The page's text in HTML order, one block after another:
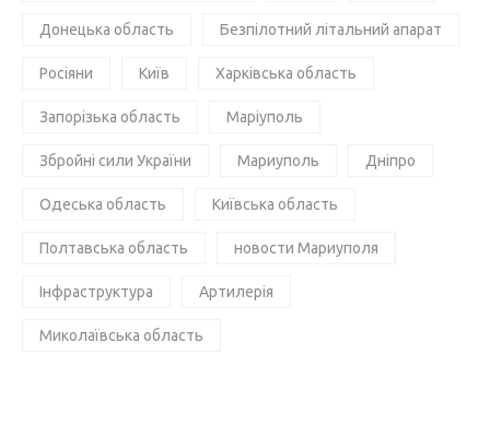
Донецька область Безпілотний літальний апарат
Росіяни Київ Харківська область
Запорізька область Маріуполь
Збройні сили України Мариуполь Дніпро
Одеська область Київська область
Полтавська область новости Мариуполя
Інфраструктура Артилерія
Миколаївська область